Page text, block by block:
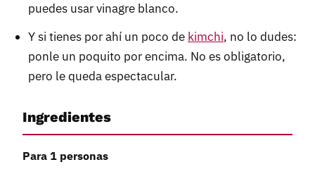
puedes usar vinagre blanco.
Y si tienes por ahí un poco de kimchi, no lo dudes:
ponle un poquito por encima. No es obligatorio,
pero le queda espectacular.
Ingredientes
Para 1 personas